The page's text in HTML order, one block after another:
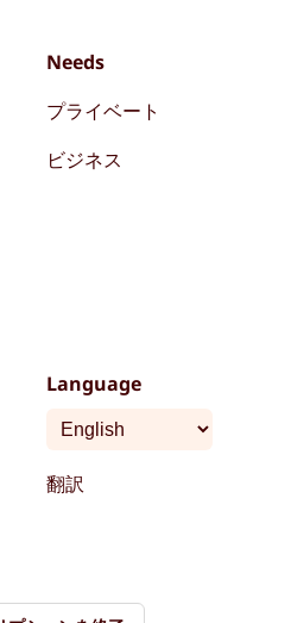
Needs
プライベート
ビジネス
Language
翻訳